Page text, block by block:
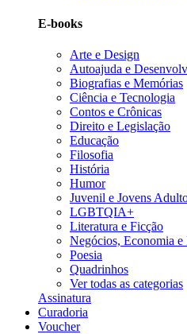
E-books
Arte e Design
Autoajuda e
Biografias e Memórias
Ciência e Tecnologia
Contos e Crônicas
Direito e Legislação
Educação
Filosofia
História
Humor
Juvenil e Jovens
LGBTQIA+
Literatura e Ficção
Negócios, Economia e
Poesia
Quadrinhos
Ver todas as categorias
Assinatura
Curadoria
Voucher